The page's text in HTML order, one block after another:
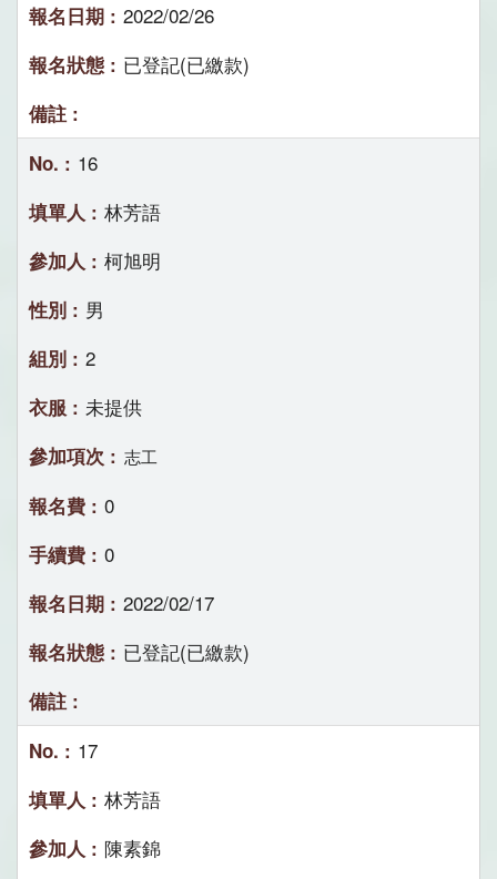
2022/02/26
已登記(已繳款)
16
林芳語
柯旭明
男
2
未提供
志工
0
0
2022/02/17
已登記(已繳款)
17
林芳語
陳素錦